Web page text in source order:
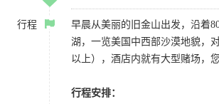
行程
早晨从美丽的旧金山出发，沿着
湖，一览美国中西部沙漠地貌，
以上），酒店内就有大型赌场，
行程安排：